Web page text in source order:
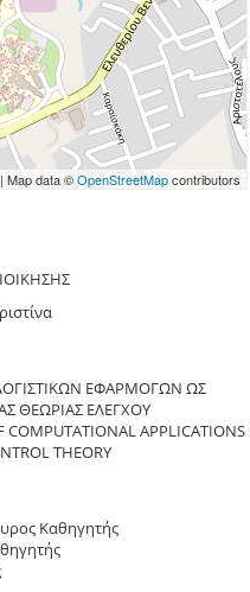
Map data ©OpenStreetMapcontributors
ΕΦΑΡΜΟΓΩΝ ΩΣ
ΘΕΩΡΙΑΣ ΕΛΕΓΧΟΥ
APPLICATIONS
THEORY
Καθηγητής